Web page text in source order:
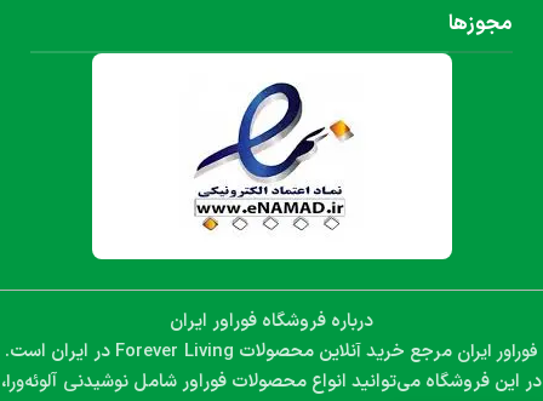
مجوزها
درباره فروشگاه فوراور ایران
فوراور ایران مرجع خرید آنلاین محصولات Forever Living در ایران است.
در این فروشگاه می‌توانید انواع محصولات فوراور شامل نوشیدنی آلوئه‌ورا،